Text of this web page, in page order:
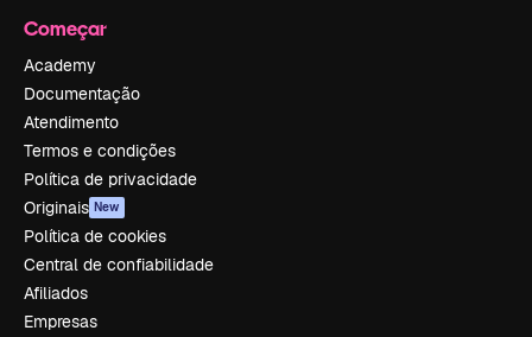
Começar
Academy
Documentação
Atendimento
Termos e condições
Política de privacidade
Originais New
Política de cookies
Central de confiabilidade
Afiliados
Empresas